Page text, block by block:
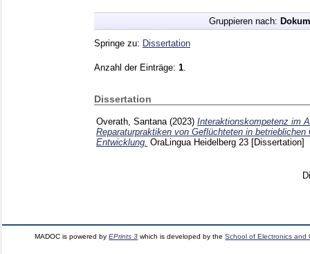
Gruppieren nach:
Springe zu: Dissertation
Anzahl der Einträge: 1
Dissertation
Overath, Santana (2023) Interaktionskompetenz im
Reparaturpraktiken von Geflüchteten in
Entwicklung. OraLingua Heidelberg 23 [Dissertation]
MADOC is powered byEPrints 3 which is developed by theSchool of Electronics and